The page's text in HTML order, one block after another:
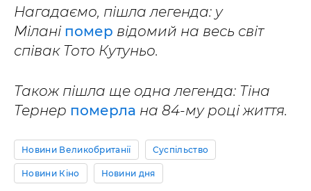
Нагадаємо, пішла легенда: у
Мілані помер відомий на весь світ
співак Тото Кутуньо.
Також пішла ще одна легенда: Тіна
Тернер померла на 84-му році життя.
Новини Великобританії Суспільство
Новини Кіно Новини дня